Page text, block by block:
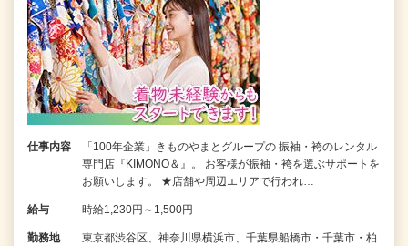
仕事内容
「100年企業」きものやまとグループの 振袖・袴のレンタル
専門店『KIMONO＆』。 お客様が振袖・袴を選ぶサポートを
お願いします。 ★店舗や周辺エリアで行われ…
給与 時給1,230円～1,500円
勤務地
東京都渋谷区、神奈川県横浜市、千葉県船橋市・千葉市・柏